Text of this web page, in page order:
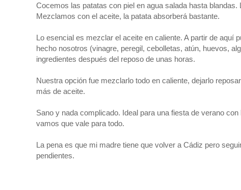
Cocemos las patatas con piel en agua salada hasta
Mezclamos con el aceite, la patata absorberá bastante.
Lo esencial es mezclar el aceite en caliente. A partir de aquí
hecho nosotros (vinagre, peregil, cebolletas, atún, huevos,
ingredientes después del reposo de unas horas.
Nuestra opción fue mezclarlo todo en caliente, dejarlo
más de aceite.
Sano y nada complicado. Ideal para una fiesta de verano
vamos que vale para todo.
La pena es que mi madre tiene que volver a Cádiz pero
pendientes.